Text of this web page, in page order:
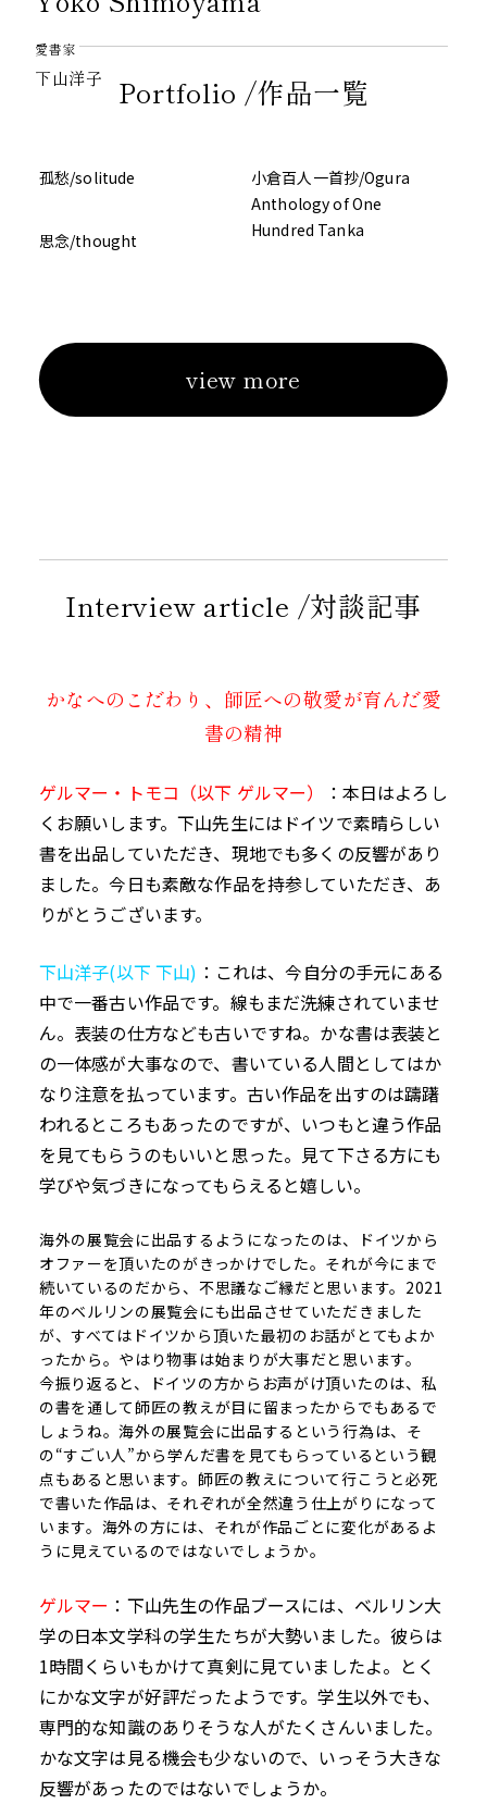
愛書家
下山洋子 Portfolio /作品一覧
孤愁/solitude
思念/thought
小倉百人一首抄/Ogura
Anthology of One
Hundred Tanka
view more
Interview article /対談記事
かなへのこだわり、師匠への敬愛が育んだ愛
書の精神
ゲルマー・トモコ（以下 ゲルマー）
：本日はよろし
くお願いします。下山先生にはドイツで素晴らしい
書を出品していただき、現地でも多くの反響があり
ました。今日も素敵な作品を持参していただき、あ
りがとうございます。
下山洋子(以下 下山) ：これは、今自分の手元にある
中で一番古い作品です。線もまだ洗練されていませ
ん。表装の仕方なども古いですね。かな書は表装と
の一体感が大事なので、書いている人間としてはか
なり注意を払っています。古い作品を出すのは躊躇
われるところもあったのですが、いつもと違う作品
を見てもらうのもいいと思った。見て下さる方にも
学びや気づきになってもらえると嬉しい。
海外の展覧会に出品するようになったのは、ドイツから
オファーを頂いたのがきっかけでした。それが今にまで
続いているのだから、不思議なご縁だと思います。 2021
年のベルリンの展覧会にも出品させていただきました
が、すべてはドイツから頂いた最初のお話がとてもよか
ったから。やはり物事は始まりが大事だと思います。
今振り返ると、ドイツの方からお声がけ頂いたのは、私
の書を通して師匠の教えが目に留まったからでもあるで
しょうね。海外の展覧会に出品するという行為は、そ
の“すごい人 ”から学んだ書を見てもらっているという観
点もあると思います。師匠の教えについて行こうと必死
で書いた作品は、それぞれが全然違う仕上がりになって
います。海外の方には、それが作品ごとに変化があるよ
うに見えているのではないでしょうか。
ゲルマー ：下山先生の作品ブースには、ベルリン大
学の日本文学科の学生たちが大勢いました。彼らは
1時間くらいもかけて真剣に見ていましたよ。とく
にかな文字が好評だったようです。学生以外でも、
専門的な知識のありそうな人がたくさんいました。
かな文字は見る機会も少ないので、いっそう大きな
反響があったのではないでしょうか。